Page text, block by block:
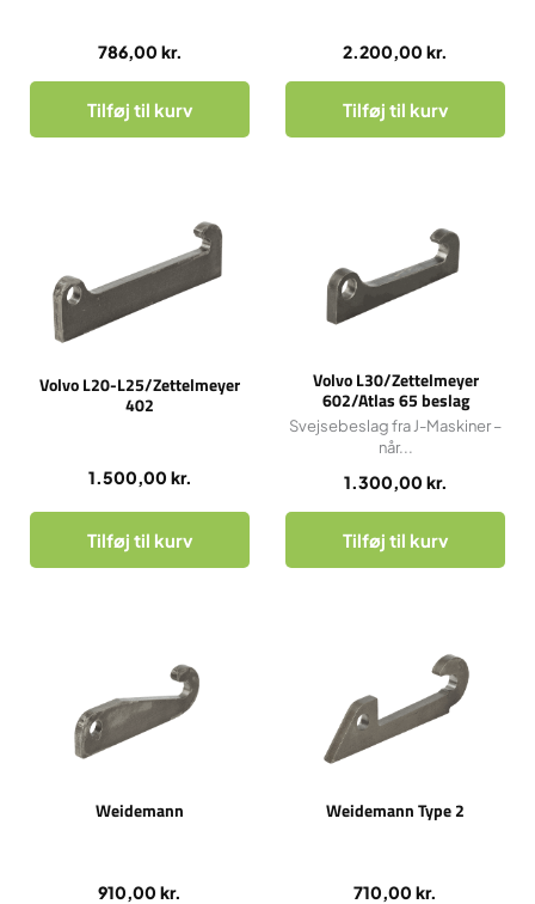
786,00 kr.
Tilføj til kurv
2.200,00 kr.
Tilføj til kurv
Volvo L20-L25/Zettelmeyer
402
1.500,00 kr.
Tilføj til kurv
Volvo L30/Zettelmeyer
602/Atlas 65 beslag
1.300,00 kr.
Svejsebeslag fra J-Maskiner –
når...
Tilføj til kurv
Weidemann
910,00 kr.
Weidemann Type 2
710,00 kr.